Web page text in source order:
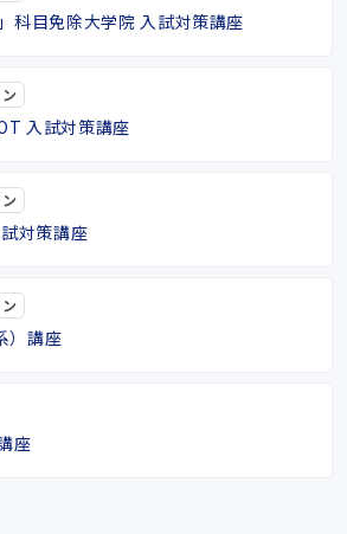
科目免除大学院 入試対策講座
入試対策講座
対策講座
）講座
座